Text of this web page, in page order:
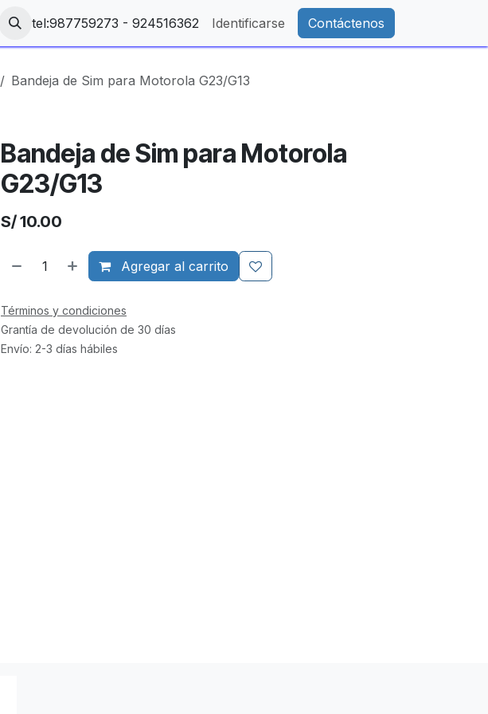
tel:987759273 - 924516362 Identificarse Contáctenos
Bandeja de Sim para Motorola G23/G13
Bandeja de Sim para Motorola
G23/G13
S/10.00
Agregar al carrito
Términos y condiciones
Grantía de devolución de 30 días
Envío: 2-3 días hábiles